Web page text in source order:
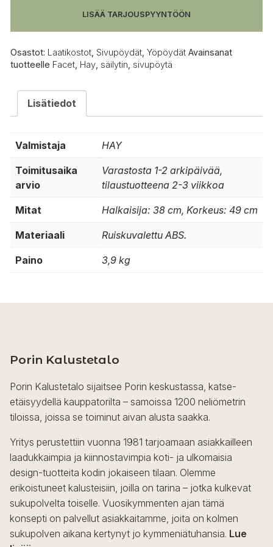
LISÄÄ TARJOUSPYYNTÖÖN
Osastot: Laatikostot Sivupöydät Yöpöydät Avainsanat
tuotteelle Facet Hay säilytin sivupöytä
Lisätiedot
Valmistaja HAY
Toimitusaika
arvio
Varastosta 1-2 arkipäivää,
tilaustuotteena 2-3 viikkoa
Mitat Halkaisija: 38 cm, Korkeus: 49 cm
Materiaali Ruiskuvalettu ABS.
Paino 3,9 kg
Porin Kalustetalo
Porin Kalustetalo sijaitsee Porin keskustassa, katse-
etäisyydellä kauppatorilta – samoissa 1200 neliömetrin
tiloissa, joissa se toiminut aivan alusta saakka.
Yritys perustettiin vuonna 1981 tarjoamaan asiakkailleen
laadukkaimpia ja kiinnostavimpia koti- ja ulkomaisia
design-tuotteita kodin jokaiseen tilaan. Olemme
erikoistuneet kalusteisiin, joilla on tarina – jotka kulkevat
sukupolvelta toiselle. Vuosikymmenten ajan tämä
konsepti on palvellut asiakkaitamme, joita on kolmen
sukupolven aikana kertynyt jo kymmeniätuhansia. Lue